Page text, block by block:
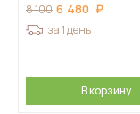
8 100 6 480
за 1 день
В корзину